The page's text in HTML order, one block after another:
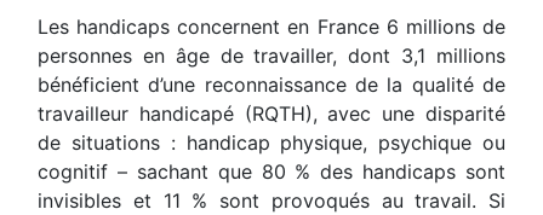
Les handicaps concernent en France 6 millions de
personnes en âge de travailler, dont 3,1 millions
bénéficient d’une reconnaissance de la qualité de
travailleur handicapé (RQTH), avec une disparité
de situations : handicap physique, psychique ou
cognitif – sachant que 80 % des handicaps sont
invisibles et 11 % sont provoqués au travail. Si